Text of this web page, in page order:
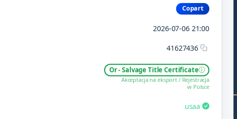
Copart
2026-07-06 21:00
41627436
Or - Salvage Title Certificate
Akceptacja na eksport / Rejestracja
w Polsce
usaa